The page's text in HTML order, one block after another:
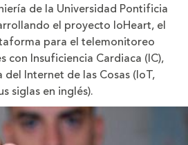
de la Universidad Pontificia
el proyecto IoHeart, el
para el telemonitoreo
con Insuficiencia Cardiaca (IC),
Internet de las Cosas (IoT,
siglas en inglés).